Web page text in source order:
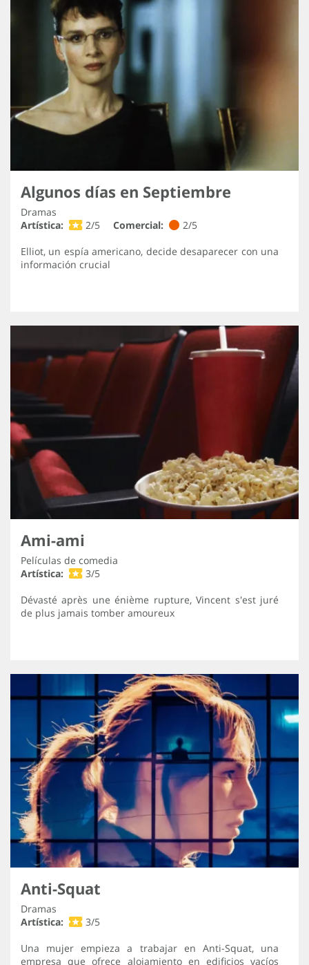
Algunos días en Septiembre
Dramas
Artística:
2/5 Comercial:
2/5
Elliot, un espía americano, decide desaparecer con una
información crucial
Ami-ami
Películas de comedia
Artística:
3/5
Dévasté après une énième rupture, Vincent s'est juré
de plus jamais tomber amoureux
Anti-Squat
Dramas
Artística:
3/5
Una mujer empieza a trabajar en Anti-Squat, una
empresa que ofrece alojamiento en edificios vacíos